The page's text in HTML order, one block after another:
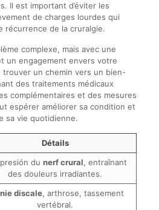
Il est important d’éviter les
de charges lourdes qui
récurrence de la cruralgie.
complexe, mais avec une
un engagement envers votre
un chemin vers un bien-
des traitements médicaux
complémentaires et des mesures
espérer améliorer sa condition et
sa vie quotidienne.
Détails
dunerf crural, entraînant
des douleurs irradiantes.
discale, arthrose, tassement
vertébral.